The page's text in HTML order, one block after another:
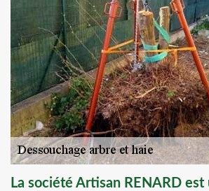
La société Artisan RENARD